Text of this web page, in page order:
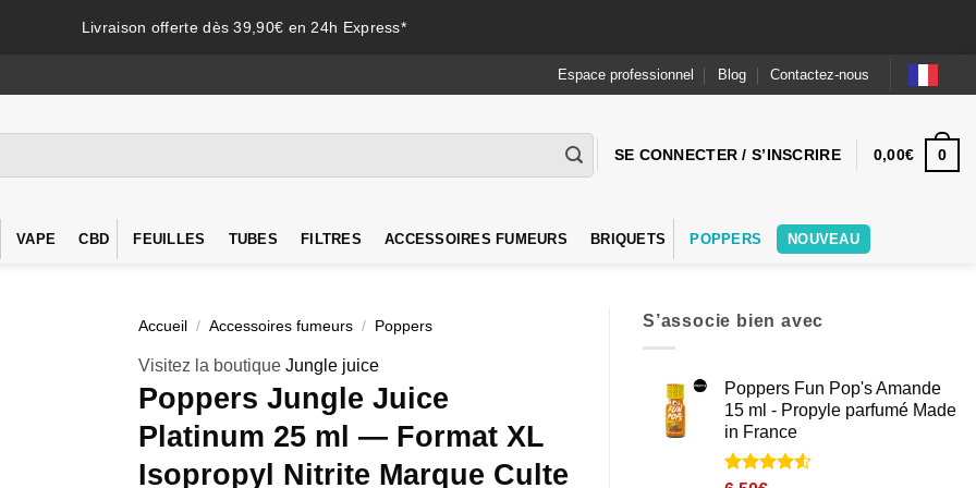
Livraison offerte dès 39,90€ en 24h Express*
Espace professionnel Blog Contactez-nous
SE CONNECTER / S’INSCRIRE 0,00€ 0
VAPE CBD FEUILLES TUBES FILTRES ACCESSOIRES FUMEURS BRIQUETS POPPERS NOUVEAU
Accueil / Accessoires fumeurs / Poppers
Visitez la boutique Jungle juice
Poppers Jungle Juice
Platinum 25 ml — Format XL
Isopropyl Nitrite Marque Culte
S’associe bien avec
Poppers Fun Pop's Amande
15 ml - Propyle parfumé Made
in France